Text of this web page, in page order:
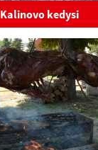
Kalinovo kedysi